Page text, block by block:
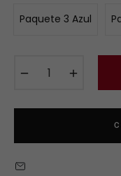
Paquete 3 Azul